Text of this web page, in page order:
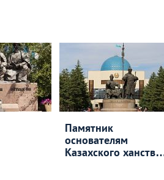
Памятник
основателям
Казахского ханства